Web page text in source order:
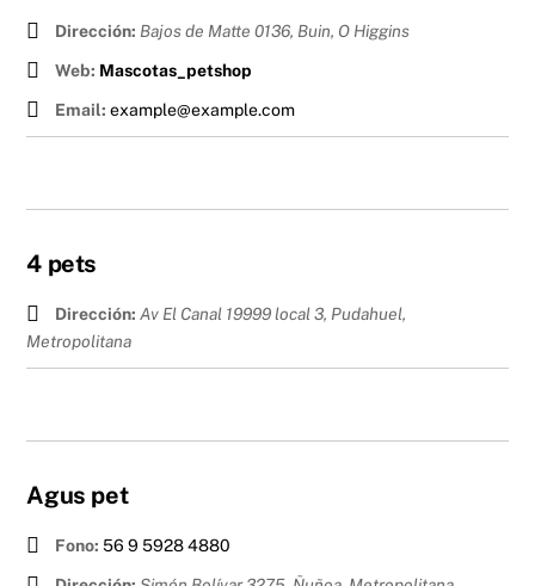
Dirección: Bajos de Matte 0136, Buin, O Higgins
Web: Mascotas_petshop
Email: example@example.com
4 pets
Dirección: Av El Canal 19999 local 3, Pudahuel,
Metropolitana
Agus pet
Fono: 56 9 5928 4880